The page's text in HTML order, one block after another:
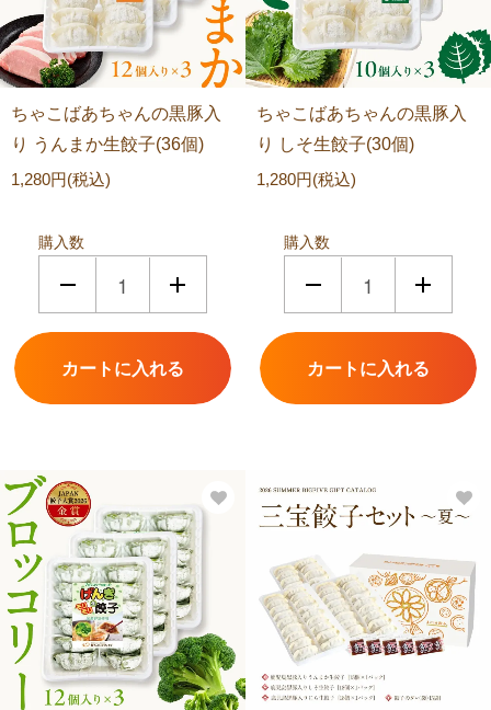
ちゃこばあちゃんの黒豚入
り うんまか生餃子(36個)
1,280円(税込)
購入数
ちゃこばあちゃんの黒豚入
り しそ生餃子(30個)
1,280円(税込)
購入数